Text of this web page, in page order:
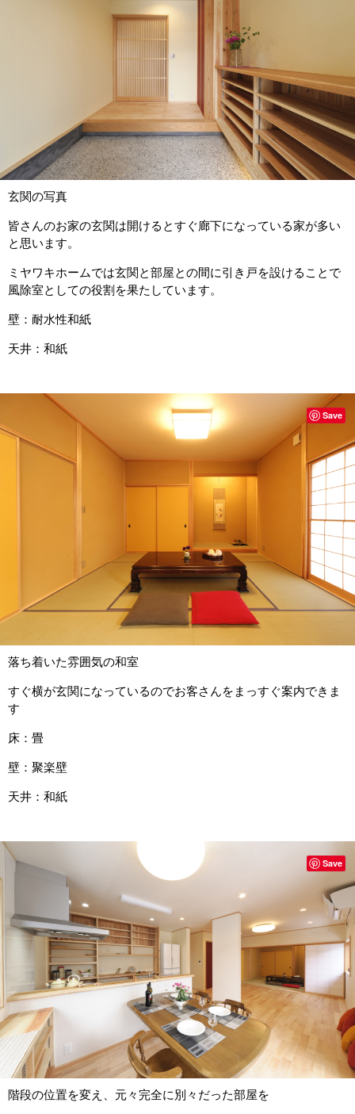
玄関の写真
皆さんのお家の玄関は開けるとすぐ廊下になっている家が多い
と思います。
ミヤワキホームでは玄関と部屋との間に引き戸を設けることで
風除室としての役割を果たしています。
壁：耐水性和紙
天井：和紙
落ち着いた雰囲気の和室
すぐ横が玄関になっているのでお客さんをまっすぐ案内できま
す
床：畳
壁：聚楽壁
天井：和紙
Save
階段の位置を変え、元々完全に別々だった部屋を
Save